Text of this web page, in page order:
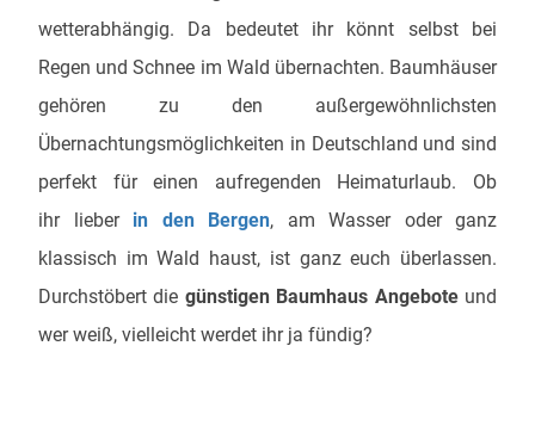
wetterabhängig. Da bedeutet ihr könnt selbst bei
Regen und Schnee im Wald übernachten. Baumhäuser
gehören zu den außergewöhnlichsten
Übernachtungsmöglichkeiten in Deutschland und sind
perfekt für einen aufregenden Heimaturlaub. Ob
ihr lieber in den Bergen, am Wasser oder ganz
klassisch im Wald haust, ist ganz euch überlassen.
Durchstöbert die günstigen Baumhaus Angeboteund
wer weiß, vielleicht werdet ihr ja fündig?